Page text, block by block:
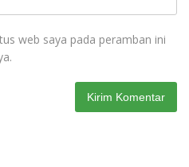
web saya pada peramban ini